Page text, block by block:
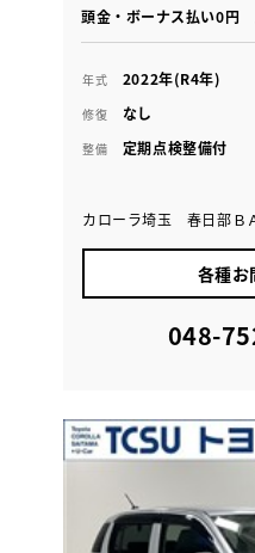
頭金・ボーナス払い0円
年式 2022年(R4年)
修復 なし
整備 定期点検整備付
カローラ埼玉 春日部Ｂ
各種お
048-